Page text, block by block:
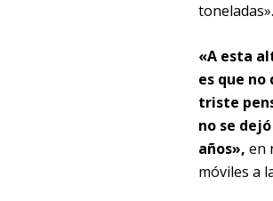
«A esta
es que
triste
no se
años», en
móviles a